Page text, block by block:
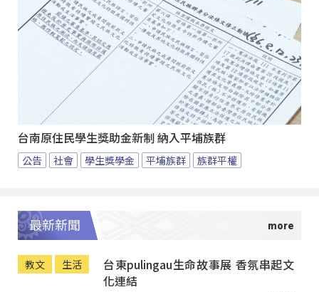
台南原住民學生獎助金新制 納入平埔族群
公告 社會 學生獎學金 平埔族群 族群平權
最新新聞
教文 生活
台東pulingau生命故事展 香氛串起文
化連結